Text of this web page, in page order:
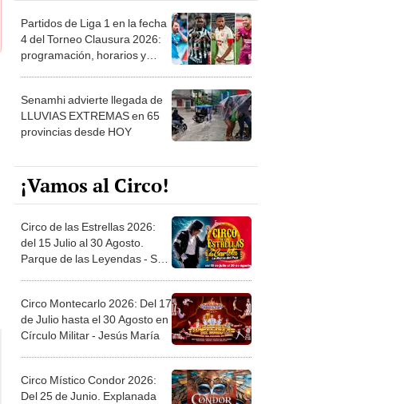
Partidos de Liga 1 en la fecha
4 del Torneo Clausura 2026:
programación, horarios y
Senamhi advierte llegada de
LLUVIAS EXTREMAS en 65
provincias desde HOY
¡Vamos al Circo!
Circo de las Estrellas 2026:
del 15 Julio al 30 Agosto.
Parque de las Leyendas - San
Circo Montecarlo 2026: Del 17
de Julio hasta el 30 Agosto en
Círculo Militar - Jesús María
Circo Místico Condor 2026:
Del 25 de Junio. Explanada